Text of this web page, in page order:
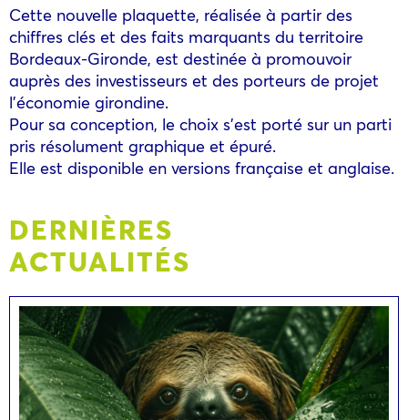
Cette nouvelle plaquette, réalisée à partir des
chiffres clés et des faits marquants du territoire
Bordeaux-Gironde, est destinée à promouvoir
auprès des investisseurs et des porteurs de projet
l’économie girondine.
Pour sa conception, le choix s’est porté sur un parti
pris résolument graphique et épuré.
Elle est disponible en versions française et anglaise.
DERNIÈRES
ACTUALITÉS